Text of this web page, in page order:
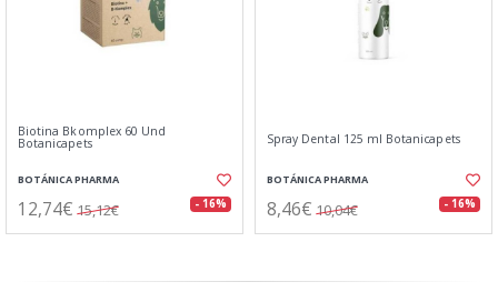
Biotina Bkomplex 60 Und
Botanicapets
BOTÁNICA PHARMA
12,74€ 15,12€ - 16%
Spray Dental 125 ml Botanicapets
BOTÁNICA PHARMA
8,46€ 10,04€ - 16%